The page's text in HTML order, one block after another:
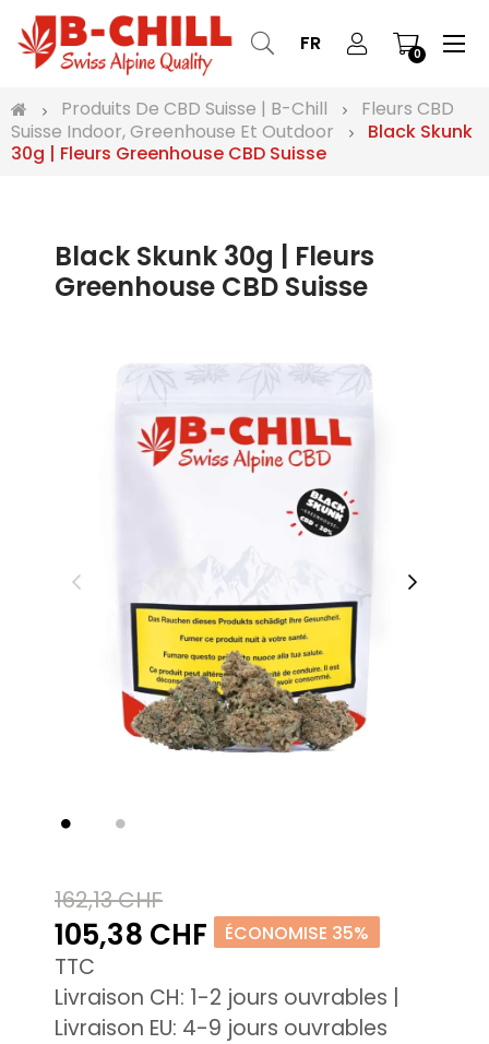
FR 0 ☰
Produits De CBD Suisse | B-Chill
Fleurs CBD
Suisse Indoor, Greenhouse Et Outdoor
Black Skunk
30g | Fleurs Greenhouse CBD Suisse
Black Skunk 30g | Fleurs
Greenhouse CBD Suisse
162,13 CHF
105,38 CHF ÉCONOMISE 35%
TTC
Livraison CH: 1-2 jours ouvrables |
Livraison EU: 4-9 jours ouvrables